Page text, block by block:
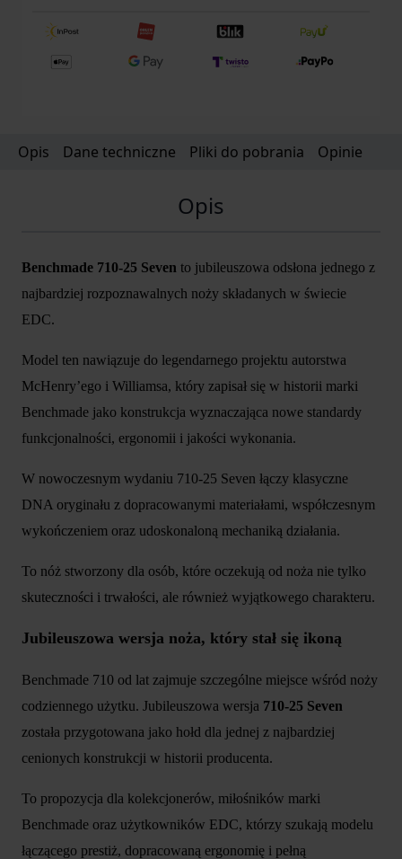
Opis Dane techniczne Pliki do pobrania Opinie
Opis
Benchmade 710-25 Seven to jubileuszowa odsłona jednego z
najbardziej rozpoznawalnych noży składanych w świecie
EDC.
Model ten nawiązuje do legendarnego projektu autorstwa
McHenry’ego i Williamsa, który zapisał się w historii marki
Benchmade jako konstrukcja wyznaczająca nowe standardy
funkcjonalności, ergonomii i jakości wykonania.
W nowoczesnym wydaniu 710-25 Seven łączy klasyczne
DNA oryginału z dopracowanymi materiałami, współczesnym
wykończeniem oraz udoskonaloną mechaniką działania.
To nóż stworzony dla osób, które oczekują od noża nie tylko
skuteczności i trwałości, ale również wyjątkowego charakteru.
Jubileuszowa wersja noża, który stał się ikoną
Benchmade 710 od lat zajmuje szczególne miejsce wśród noży
codziennego użytku. Jubileuszowa wersja 710-25 Seven
została przygotowana jako hołd dla jednej z najbardziej
cenionych konstrukcji w historii producenta.
To propozycja dla kolekcjonerów, miłośników marki
Benchmade oraz użytkowników EDC, którzy szukają modelu
łączącego prestiż, dopracowaną ergonomię i pełną